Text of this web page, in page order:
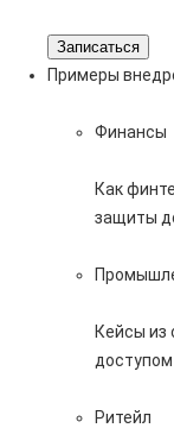
Записаться
Примеры
Финансы
Как
защиты
Кейсы из
Ритейл